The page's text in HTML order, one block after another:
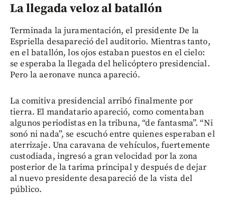
La llegada veloz al batallón
Terminada la juramentación, el presidente De la
Espriella desapareció del auditorio. Mientras tanto,
en el batallón, los ojos estaban puestos en el cielo:
se esperaba la llegada del helicóptero presidencial.
Pero la aeronave nunca apareció.
La comitiva presidencial arribó finalmente por
tierra. El mandatario apareció, como comentaban
algunos periodistas en la tribuna, “de fantasma”. “Ni
sonó ni nada”, se escuchó entre quienes esperaban el
aterrizaje. Una caravana de vehículos, fuertemente
custodiada, ingresó a gran velocidad por la zona
posterior de la tarima principal y después de dejar
al nuevo presidente desapareció de la vista del
público.